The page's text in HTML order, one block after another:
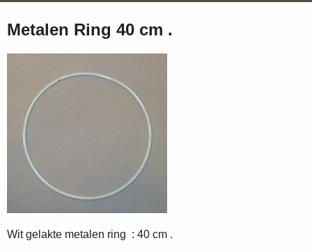
Metalen Ring 40 cm .
Wit gelakte metalen ring : 40 cm .